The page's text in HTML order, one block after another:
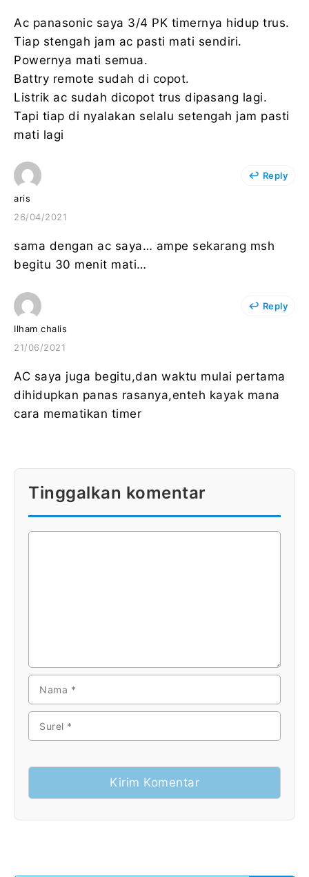
Ac panasonic saya 3/4 PK timernya hidup trus.
Tiap stengah jam ac pasti mati sendiri.
Powernya mati semua.
Battry remote sudah di copot.
Listrik ac sudah dicopot trus dipasang lagi.
Tapi tiap di nyalakan selalu setengah jam pasti
mati lagi
aris
26/04/2021
sama dengan ac saya… ampe sekarang msh
begitu 30 menit mati…
Reply
Ilham chalis
21/06/2021
AC saya juga begitu,dan waktu mulai pertama
dihidupkan panas rasanya,enteh kayak mana
cara mematikan timer
Reply
Tinggalkan komentar